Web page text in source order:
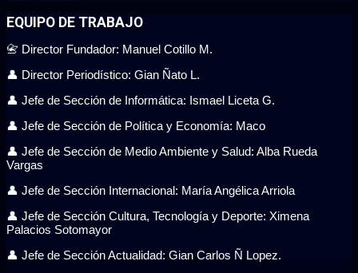
EQUIPO DE TRABAJO
📇 Director Fundador: Manuel Cotillo M.
👤 Director Periodístico: Gian Ñato L.
👤 Jefe de Sección de Informática: Ismael Liceta G.
👤 Jefe de Sección de Política y Economía: Maco
👤 Jefe de Sección de Medio Ambiente y Salud: Alba Rueda
Vargas
👤 Jefe de Sección Internacional: María Angélica Arriola
👤 Jefe de Sección Cultura, Tecnología y Deporte: Ximena
Palacios Sotomayor
👤 Jefe de Sección Actualidad: Gian Carlos Ñ Lopez.